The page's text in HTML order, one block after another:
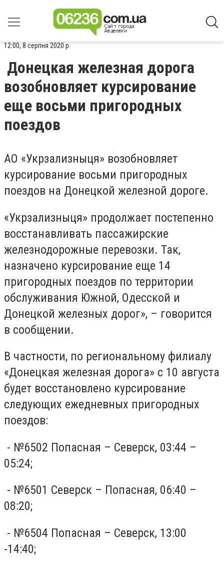
12:00, 8 серпня 2020 р.
Донецкая железная дорога
возобновляет курсирование
еще восьми пригородных
поездов
АО «Укрзализныця» возобновляет
курсирование восьми пригородных
поездов на Донецкой железной дороге.
«Укрзализныця» продолжает постепенно
восстанавливать пассажирские
железнодорожные перевозки. Так,
назначено курсирование еще 14
пригородных поездов по территории
обслуживания Южной, Одесской и
Донецкой железных дорог», – говорится
в сообщении.
В частности, по региональному филиалу
«Донецкая железная дорога» с 10 августа
будет восстановлено курсирование
следующих ежедневных пригородных
поездов:
- №6502 Попасная – Северск, 03:44 –
05:24;
- №6501 Северск – Попасная, 06:40 –
08:20;
- №6504 Попасная – Северск, 13:00
-14:40;